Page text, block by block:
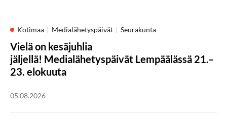
Kotimaa Medialähetyspäivät Seurakunta
Vielä on kesäjuhlia
jäljellä! Medialähetyspäivät Lempäälässä 21.–
23. elokuuta
05.08.2026